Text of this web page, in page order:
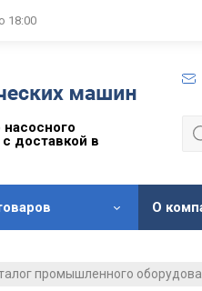
18:00
доставкой в
О
промышленного